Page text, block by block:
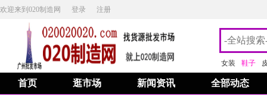
欢迎来到020制造网 登录 注册
女装 鞋子
首页 逛市场 新闻资讯 全部动态